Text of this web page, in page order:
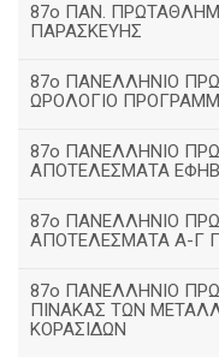
87ο ΠΑΝ.
ΠΑΡΑΣΚΕΥΗΣ
87ο ΠΑΝΕΛΛΗΝΙΟ
ΩΡΟΛΟΓΙΟ
87ο ΠΑΝΕΛΛΗΝΙΟ
ΑΠΟΤΕΛΕΣΜΑΤΑ
87ο ΠΑΝΕΛΛΗΝΙΟ
ΑΠΟΤΕΛΕΣΜΑΤΑ Α-Γ
87ο ΠΑΝΕΛΛΗΝΙΟ
ΠΙΝΑΚΑΣ ΤΩΝ
ΚΟΡΑΣΙΔΩΝ